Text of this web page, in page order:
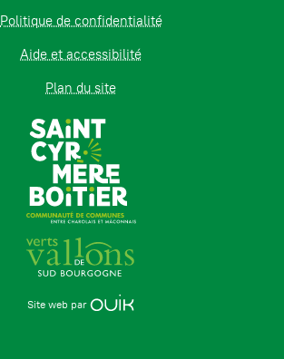
Politique de confidentialité
Aide et accessibilité
Plan du site
Site web par